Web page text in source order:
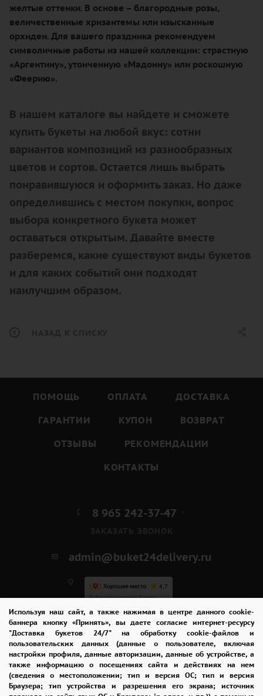
Используя наш сайт, а также нажимая в центре данного cookie-
баннера кнопку «Принять», вы даете согласие интернет-ресурсу
"Доставка букетов 24/7" на обработку cookie-файлов и
пользовательских данных (данные о пользователе, включая
настройки профиля, данные авторизации, данные об устройстве, а
также информацию о посещениях сайта и действиях на нем
(сведения о местоположении; тип и версия ОС; тип и версия
Браузера; тип устройства и разрешения его экрана; источник
желтые оттенки. В основе – благородные розы,
величественные хризантемы или изысканные
орхидеи. Для вашего праздника рекомендуем
символичные работы из нашей коллекции: страстную
«Аргентину», утонченную «Мадонну» или роскошную
«Феерию».
В нашем каталоге вы найдете и сможете
купить букеты на любой вкус: сотни
вариантов композиций из разнообразных
цветов и сортов. Остается лишь выбрать
понравившуюся и оформить заказ. Но даже
определившись с местом покупки, вопрос
выбора конкретного букета может
оставаться открытым. Давайте вместе
разберемся, какие существуют виды букетов
и для каких событий они подходят
наилучшим образом.
ПОМОЩЬ ОПЛАТА
ДОСТАВКА
ГАРАНТИИ
КУПОН
ВОЗВРАТ
ОТЗЫВЫ
РЕКОМЕНДАЦИИ
КОНТАКТЫ
8 965 242-37-47
admin@buket24delivery.ru
ул. Республиканская,
павильон "Цветы"
ПОЛИТИКА КОНФИДЕНЦИАЛЬНОСТИ